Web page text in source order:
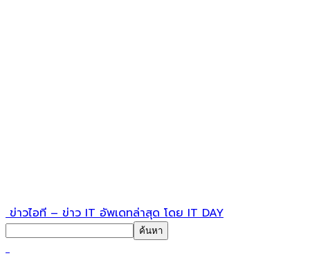
ข่าวไอที – ข่าว IT อัพเดทล่าสุด โดย IT DAY